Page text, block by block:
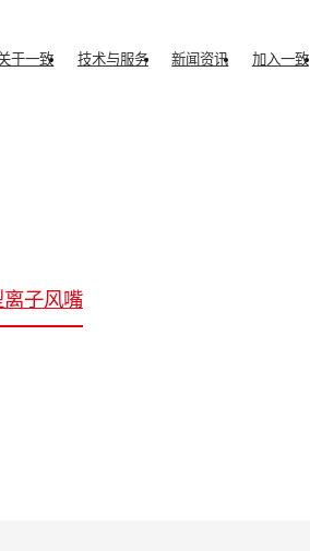
于一致 技术与服务 新闻资讯 加入一致
5-1
空间静电消除器
子风嘴